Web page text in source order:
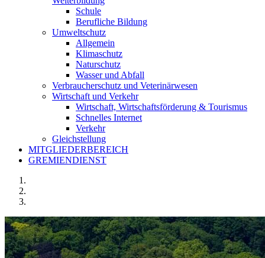
Schule
Berufliche Bildung
Umweltschutz
Allgemein
Klimaschutz
Naturschutz
Wasser und Abfall
Verbraucherschutz und Veterinärwesen
Wirtschaft und Verkehr
Wirtschaft, Wirtschaftsförderung & Tourismus
Schnelles Internet
Verkehr
Gleichstellung
MITGLIEDERBEREICH
GREMIENDIENST